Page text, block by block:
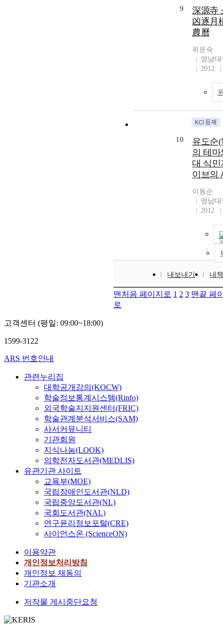
9
深源寺
凶逐月
農曆
위은숙
영남
2012
10
유도순
의 테마
대 식
이브의
이동순
영남
2012
내보내기 내
맨처음 페이지로 1 2 3 맨끝 페
로
고객센터 (평일: 09:00~18:00)
1599-3122
ARS 번호안내
관련누리집
대학공개강의(KOCW)
학술정보통계시스템(Rinfo)
외국학술지지원센터(FRIC)
학술관계분석서비스(SAM)
사서커뮤니티
기관회원
지식나눔(LOOK)
의학전자도서관(MEDLIS)
유관기관 사이트
교육부(MOE)
국립장애인도서관(NLD)
국립중앙도서관(NL)
국회도서관(NAL)
연구윤리정보포털(CRE)
사이언스온 (ScienceON)
이용약관
개인정보처리방침
개인정보 재동의
기관소개
저작물 게시중단요청